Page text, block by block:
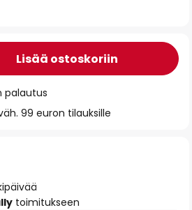
Lisää ostoskoriin
palautus
99 euron tilauksille
toimitukseen